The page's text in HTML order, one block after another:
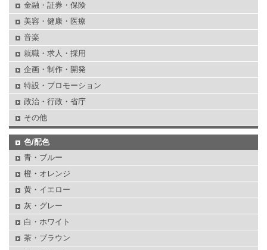
金融・証券・保険
美容・健康・医療
音楽
就職・求人・採用
企画・制作・開発
特設・プロモーション
政治・行政・省庁
その他
色/配色
青・ブルー
橙・オレンジ
黄・イエロー
灰・グレー
白・ホワイト
茶・ブラウン